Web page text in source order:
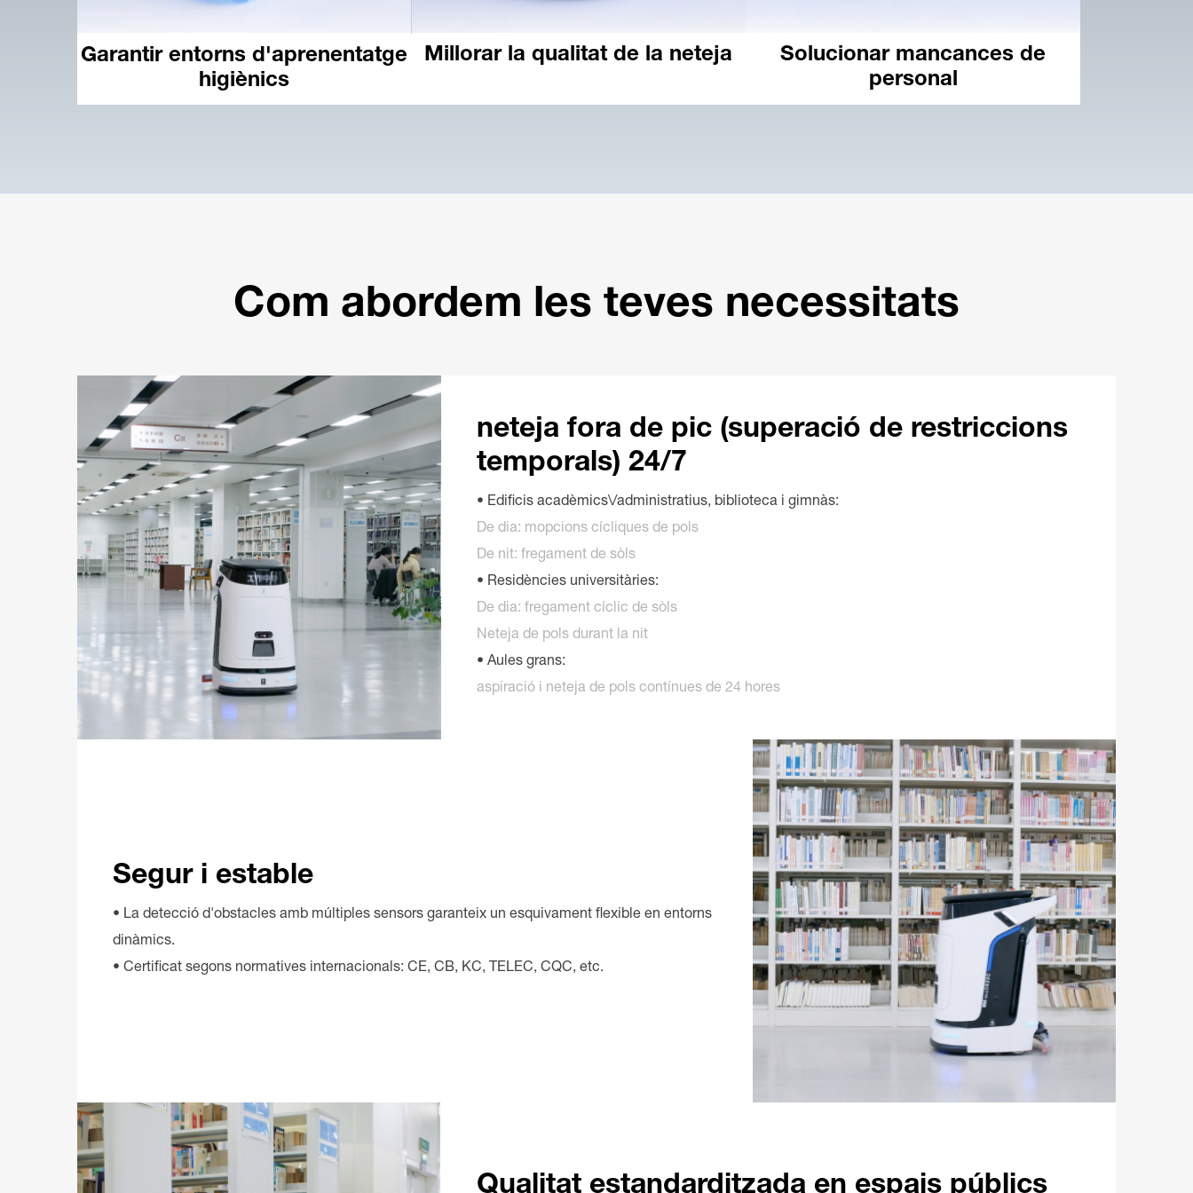
Garantir entorns d'aprenentatge
higiènics
Millorar la qualitat de la neteja
Solucionar mancances de
personal
Com abordem les teves necessitats
neteja fora de pic (superació de restriccions
temporals) 24/7
• Edificis acadèmics\/administratius, biblioteca i gimnàs:
De dia: mopcions cícliques de pols
De nit: fregament de sòls
• Residències universitàries:
De dia: fregament cíclic de sòls
Neteja de pols durant la nit
• Aules grans:
aspiració i neteja de pols contínues de 24 hores
Segur i estable
• La detecció d'obstacles amb múltiples sensors garanteix un esquivament flexible en entorns
dinàmics.
• Certificat segons normatives internacionals: CE, CB, KC, TELEC, CQC, etc.
Qualitat estandarditzada en espais públics